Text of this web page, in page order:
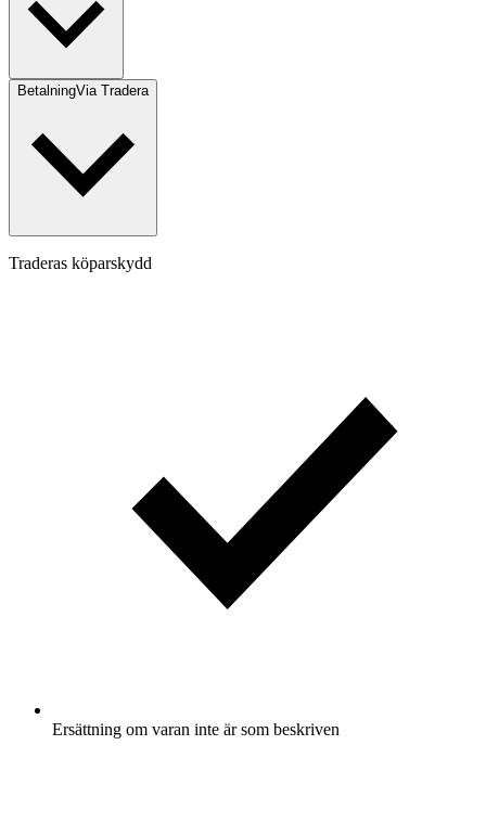
BetalningVia Tradera
Traderas köparskydd
Ersättning om varan inte är som beskriven